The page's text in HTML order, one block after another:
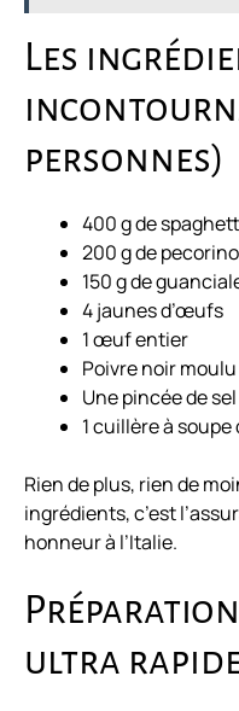
Les
personnes)
400 g de
200 g de
150 g de
4 jaunes d’œufs
1 œuf entier
Poivre noir moulu
Une pincée de sel
1 cuillère à soupe
Rien de plus, rien de
ingrédients, c’est
honneur à l’Italie.
ultra